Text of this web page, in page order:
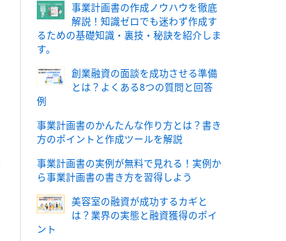
事業計画書の作成ノウハウを徹底
解説！知識ゼロでも迷わず作成す
るための基礎知識・裏技・秘訣を紹介しま
す。
創業融資の面談を成功させる準備
とは？よくある8つの質問と回答
例
事業計画書のかんたんな作り方とは？書き
方のポイントと作成ツールを解説
事業計画書の実例が無料で見れる！実例か
ら事業計画書の書き方を習得しよう
美容室の融資が成功するカギと
は？業界の実態と融資獲得のポイ
ント